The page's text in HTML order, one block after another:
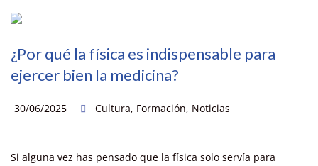
¿Por qué la física es indispensable para
ejercer bien la medicina?
30/06/2025 Cultura, Formación, Noticias
Si alguna vez has pensado que la física solo servía para